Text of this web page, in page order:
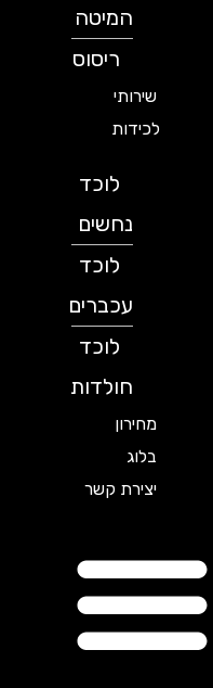
המיטה
ריסוס
שירותי
לכידות
לוכד
נחשים
לוכד
עכברים
לוכד
חולדות
מחירון
בלוג
יצירת קשר